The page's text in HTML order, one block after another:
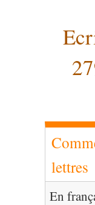
lettres
En